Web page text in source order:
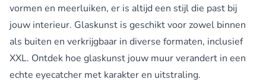
vormen en meerluiken, er is altijd een stijl die past bij
jouw interieur. Glaskunst is geschikt voor zowel binnen
als buiten en verkrijgbaar in diverse formaten, inclusief
XXL. Ontdek hoe glaskunst jouw muur verandert in een
echte eyecatcher met karakter en uitstraling.